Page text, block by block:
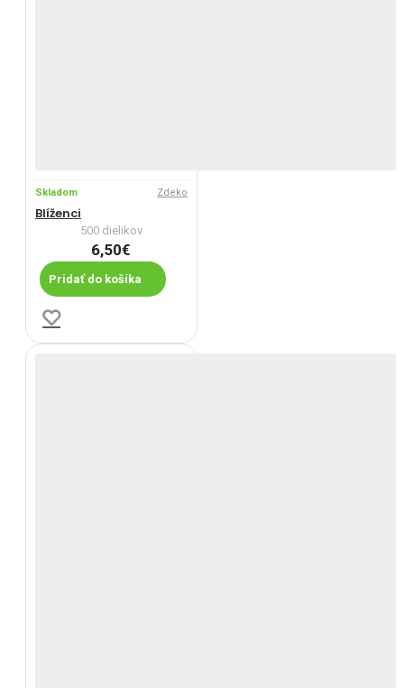
Skladom Zdeko
Blíženci
500 dielikov
6,50€
Pridať do košíka